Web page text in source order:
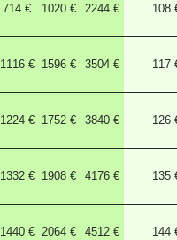
714 € 1020 € 2244 € 108
1116 € 1596 € 3504 € 117
1224 € 1752 € 3840 € 126
1332 € 1908 € 4176 € 135
1440 € 2064 € 4512 € 144